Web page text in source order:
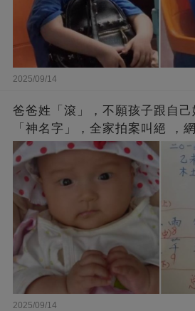
2025/09/14
爸爸姓「滾」，不願孩子跟自
「神名字」，全家拍案叫絕 ，
2025/09/14